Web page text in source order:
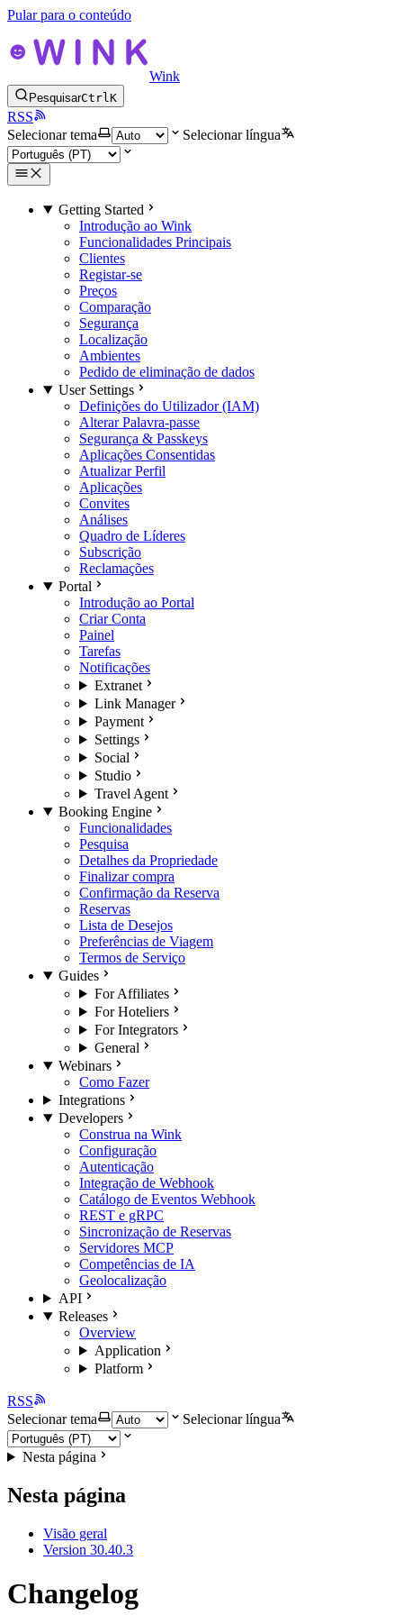
Pular para o conteúdo
Wink
PesquisarCtrlK
RSS
Selecionar tema
Selecionar língua
Getting Started
Introdução ao Wink
Funcionalidades Principais
Clientes
Registar-se
Preços
Comparação
Segurança
Localização
Ambientes
Pedido de eliminação de dados
User Settings
Definições do Utilizador (IAM)
Alterar Palavra-passe
Segurança & Passkeys
Aplicações Consentidas
Atualizar Perfil
Aplicações
Convites
Análises
Quadro de Líderes
Subscrição
Reclamações
Portal
Introdução ao Portal
Criar Conta
Painel
Tarefas
Notificações
Extranet
Link Manager
Payment
Settings
Social
Studio
Travel Agent
Booking Engine
Funcionalidades
Pesquisa
Detalhes da Propriedade
Finalizar compra
Confirmação da Reserva
Reservas
Lista de Desejos
Preferências de Viagem
Termos de Serviço
Guides
For Affiliates
For Hoteliers
For Integrators
General
Webinars
Como Fazer
Integrations
Developers
Construa na Wink
Configuração
Autenticação
Integração de Webhook
Catálogo de Eventos Webhook
REST e gRPC
Sincronização de Reservas
Servidores MCP
Competências de IA
Geolocalização
API
Releases
Overview
Application
Platform
RSS
Selecionar tema
Selecionar língua
Nesta página
Nesta página
Visão geral
Version 30.40.3
Changelog